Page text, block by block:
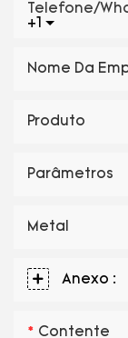
+1
Telefone/
Nome Da
Produto
Parâmetros
Metal
Anexo :
Contente